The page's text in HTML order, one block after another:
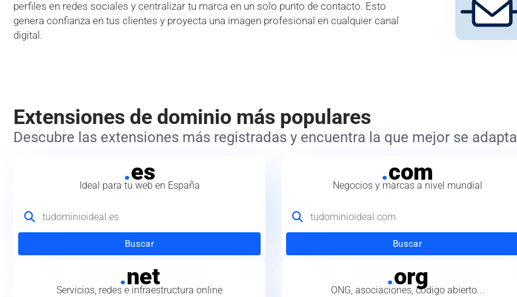
perfiles en redes sociales y centralizar tu marca en un solo punto de contacto. Esto
genera confianza en tus clientes y proyecta una imagen profesional en cualquier canal
digital.
Extensiones de dominio más populares
Descubre las extensiones más registradas y encuentra la que mejor se
.es
Ideal para tu web en España
Buscar
.com
Negocios y marcas a nivel mundial
Buscar
.net
Servicios, redes e infraestructura online
.org
ONG, asociaciones, código abierto...